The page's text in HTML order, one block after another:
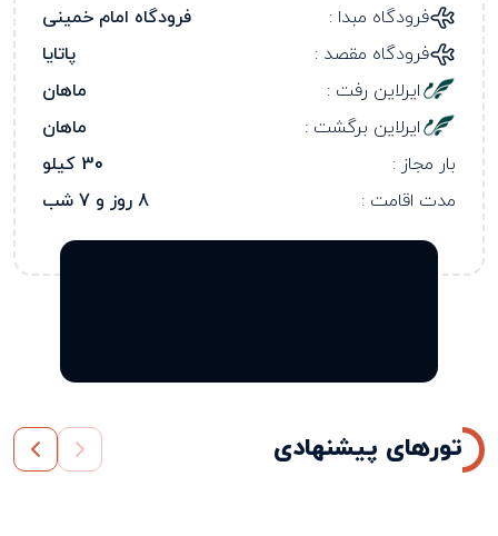
فرودگاه مبدا :
فرودگاه امام خمینی
فرودگاه مقصد :
پاتایا
ایرلاین رفت :
ماهان
ایرلاین برگشت :
ماهان
بار مجاز :
30 کیلو
مدت اقامت :
8 روز و 7 شب
تورهای پیشنهادی